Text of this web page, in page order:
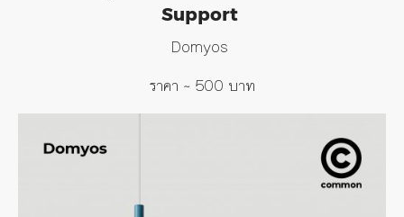
Support
Domyos
ราคา ~ 500 บาท